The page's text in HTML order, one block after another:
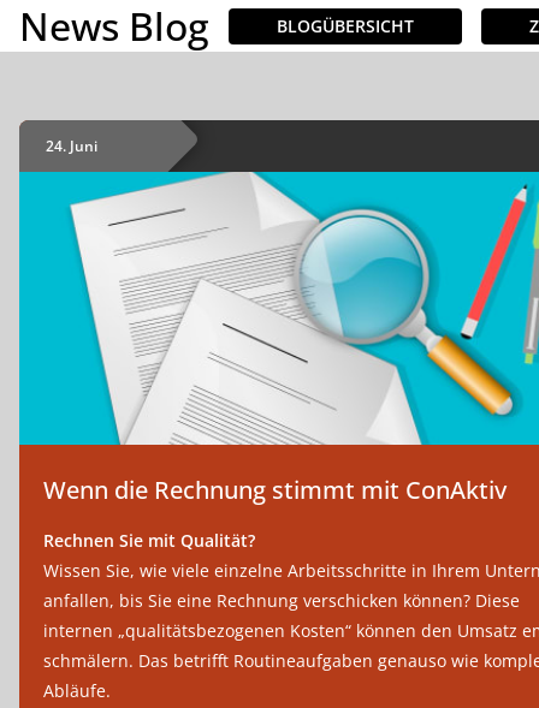
INHALTE Demo buchen
News Blog BLOGÜBERSICHT
24. Juni
Wenn die Rechnung stimmt mit ConAktiv
Rechnen Sie mit Qualität?
Wissen Sie, wie viele einzelne Arbeitsschritte in Ihrem
anfallen, bis Sie eine Rechnung verschicken können? Diese
internen „qualitätsbezogenen Kosten“ können den Umsatz
schmälern. Das betrifft Routineaufgaben genauso wie
Abläufe.